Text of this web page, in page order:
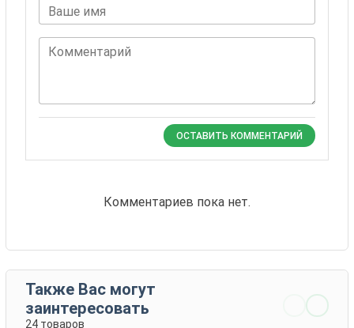
Ваше имя
Комментарий
ОСТАВИТЬ КОММЕНТАРИЙ
Комментариев пока нет.
Также Вас могут
заинтересовать
24 товаров